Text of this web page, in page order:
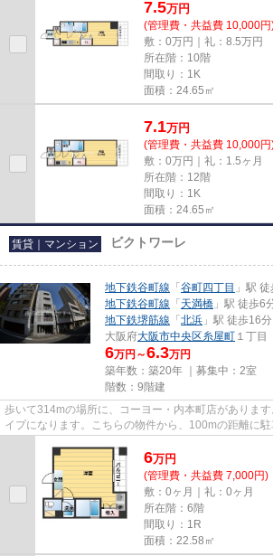
7.5万円
(管理費・共益費 10,000円
敷：0万円｜礼：8.5万円
所在階：10階
間取り：1K
面積：24.65㎡
7.1万円
(管理費・共益費 10,000円
敷：0万円｜礼：1.5ヶ月
所在階：12階
間取り：1K
面積：24.65㎡
賃貸｜マンション ビクトワーレ
地下鉄谷町線 「 谷町四丁目 」駅
地下鉄谷町線 「 天満橋 」駅 徒歩6
地下鉄堺筋線 「 北浜 」駅 徒歩16分
大阪府大阪市中央区糸屋町 １丁目
6万円～6.3万円
築年数：築20年 ｜募集中： 2室
階数：9階建
歩いて314mの場所に、コーヨー・内本町店がありま
イプになります。こちらの物件から、100mの距離に
6万円
(管理費・共益費 7,000円)
敷：0ヶ月｜礼：0ヶ月
所在階：6階
間取り：1R
面積：22.58㎡